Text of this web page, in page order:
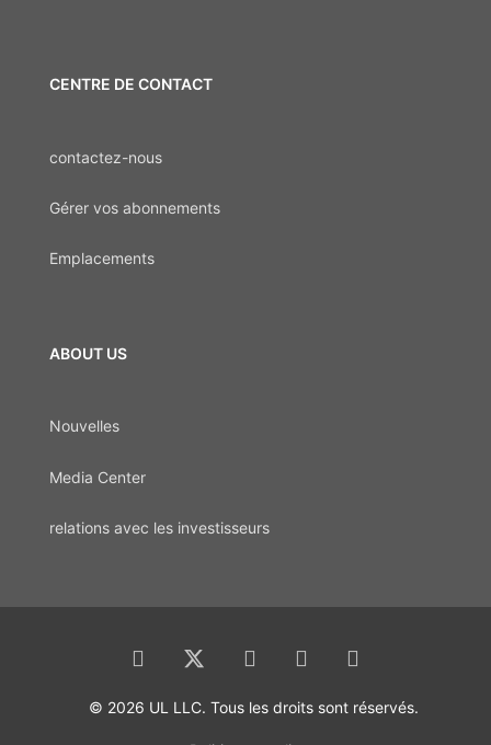
CENTRE DE CONTACT
contactez-nous
Gérer vos abonnements
Emplacements
ABOUT US
Nouvelles
Media Center
relations avec les investisseurs
© 2026 UL LLC. Tous les droits sont réservés.